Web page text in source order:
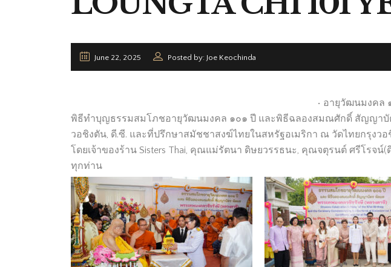
June 22, 2025 Posted by: Joe Keochinda
• อายุวัฒนมงคล
พิธีทำบุญธรรมสมโภชอายุวัฒนมงคล ๑๐๑ ปี และพิธีฉลองสมณศักดิ์ สัญญาบัต
วอชิงตัน, ดี.ซี. และที่ปรึกษาสมัชชาสงฆ์ไทยในสหรัฐอเมริกา ณ วัดไทยกรุง
โดยเจ้าของร้าน Sisters Thai, คุณแม่รัตนา ดิษยวรรธนะ, คุณจตุรนต์ ศรีโร
ทุกท่าน